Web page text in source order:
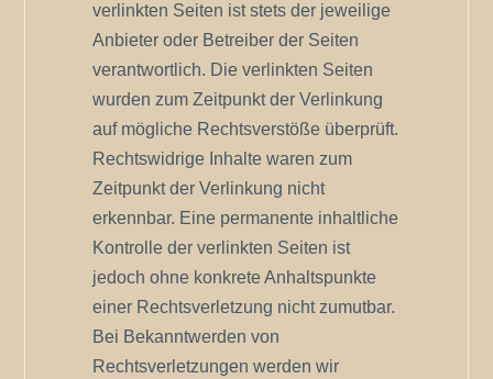
verlinkten Seiten ist stets der jeweilige
Anbieter oder Betreiber der Seiten
verantwortlich. Die verlinkten Seiten
wurden zum Zeitpunkt der Verlinkung
auf mögliche Rechtsverstöße überprüft.
Rechtswidrige Inhalte waren zum
Zeitpunkt der Verlinkung nicht
erkennbar. Eine permanente inhaltliche
Kontrolle der verlinkten Seiten ist
jedoch ohne konkrete Anhaltspunkte
einer Rechtsverletzung nicht zumutbar.
Bei Bekanntwerden von
Rechtsverletzungen werden wir